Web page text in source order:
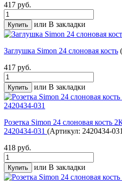
417 руб.
или В закладки
Заглушка Simon 24 слоновая кость
417 руб.
или В закладки
Розетка Simon 24 слоновая кость
2420434-031 (Артикул: 2420434-
418 руб.
или В закладки